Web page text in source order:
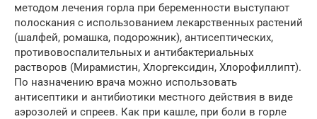
методом лечения горла при беременности выступают
полоскания с использованием лекарственных растений
(шалфей, ромашка, подорожник), антисептических,
противовоспалительных и антибактериальных
растворов (Мирамистин, Хлоргексидин, Хлорофиллипт).
По назначению врача можно использовать
антисептики и антибиотики местного действия в виде
аэрозолей и спреев. Как при кашле, при боли в горле